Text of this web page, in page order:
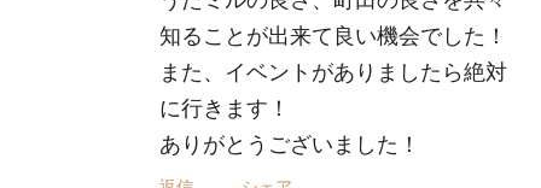
知ることが出来て良い機会でした！
また、イベントがありましたら絶対
に行きます！
ありがとうございました！